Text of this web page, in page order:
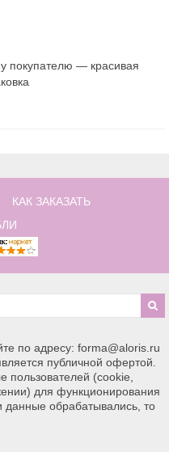
покупателю — красивая
КАК ЗАКАЗАТЬ
по адресу: forma@aloris.ru
публичной офертой.
пользователей (cookie,
для функционирования
данные обрабатывались, то